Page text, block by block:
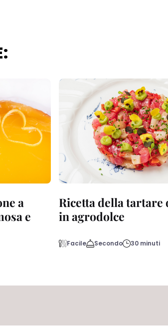
a
e
Ricetta della tartare
in agrodolce
Facile Secondo 30 minuti